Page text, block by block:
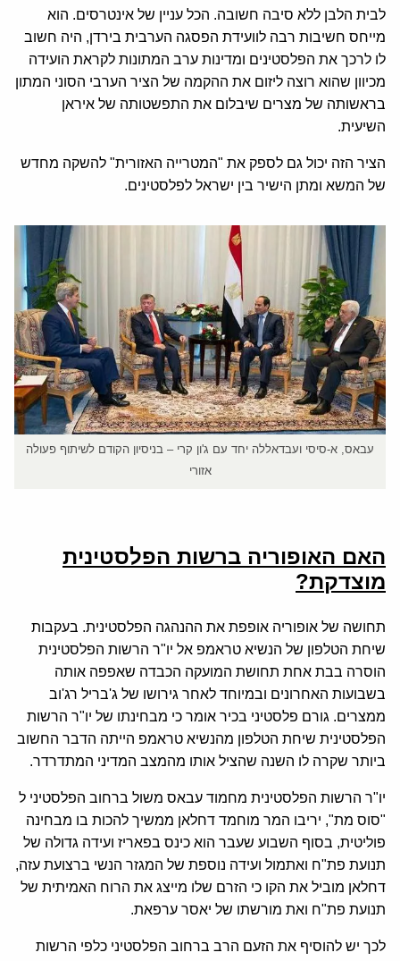
לבית הלבן ללא סיבה חשובה. הכל עניין של אינטרסים. הוא
מייחס חשיבות רבה לוועידת הפסגה הערבית בירדן, היה חשוב
לו לרכך את הפלסטינים ומדינות ערב המתונות לקראת הועידה
מכיוון שהוא רוצה ליזום את ההקמה של הציר הערבי הסוני המתון
בראשותה של מצרים שיבלום את התפשטותה של איראן
השיעית.
הציר הזה יכול גם לספק את "המטרייה האזורית" להשקה מחדש
של המשא ומתן הישיר בין ישראל לפלסטינים.
עבאס, א-סיסי ועבדאללה יחד עם ג'ון קרי – בניסיון הקודם לשיתוף פעולה
אזורי
האם האופוריה ברשות הפלסטינית
מוצדקת?
תחושה של אופוריה אופפת את ההנהגה הפלסטינית. בעקבות
שיחת הטלפון של הנשיא טראמפ אל יו"ר הרשות הפלסטינית
הוסרה בבת אחת תחושת המועקה הכבדה שאפפה אותה
בשבועות האחרונים ובמיוחד לאחר גירושו של ג'בריל רג'וב
ממצרים. גורם פלסטיני בכיר אומר כי מבחינתו של יו"ר הרשות
הפלסטינית שיחת הטלפון מהנשיא טראמפ הייתה הדבר החשוב
ביותר שקרה לו השנה שהציל אותו מהמצב המדיני המתדרדר.
יו"ר הרשות הפלסטינית מחמוד עבאס משול ברחוב הפלסטיני ל
"סוס מת", יריבו המר מוחמד דחלאן ממשיך להכות בו מבחינה
פוליטית, בסוף השבוע שעבר הוא כינס בפאריז ועידה גדולה של
תנועת פת"ח ואתמול ועידה נוספת של המגזר הנשי ברצועת עזה,
דחלאן מוביל את הקו כי הזרם שלו מייצג את הרוח האמיתית של
תנועת פת"ח ואת מורשתו של יאסר ערפאת.
לכך יש להוסיף את הזעם הרב ברחוב הפלסטיני כלפי הרשות